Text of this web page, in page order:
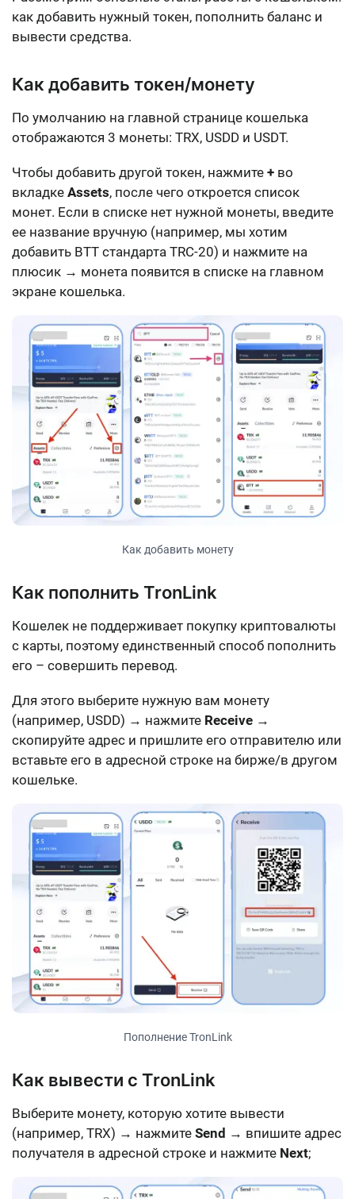
как добавить нужный токен, пополнить баланс и
вывести средства.
Как добавить токен/монету
По умолчанию на главной странице кошелька
отображаются 3 монеты: TRX, USDD и USDT.
Чтобы добавить другой токен, нажмите + во
вкладке Assets, после чего откроется список
монет. Если в списке нет нужной монеты, введите
ее название вручную (например, мы хотим
добавить BTT стандарта TRC-20) и нажмите на
плюсик → монета появится в списке на главном
экране кошелька.
Как добавить монету
Как пополнить TronLink
Кошелек не поддерживает покупку криптовалюты
с карты, поэтому единственный способ пополнить
его – совершить перевод.
Для этого выберите нужную вам монету
(например, USDD) → нажмите Receive →
скопируйте адрес и пришлите его отправителю или
вставьте его в адресной строке на бирже/в другом
кошельке.
Пополнение TronLink
Как вывести с TronLink
Выберите монету, которую хотите вывести
(например, TRX) → нажмите Send → впишите адрес
получателя в адресной строке и нажмите Next;